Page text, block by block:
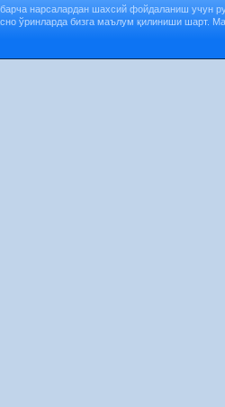
нарсалардан шахсий фойдаланиш учун
ўринларда бизга маълум қилиниши шарт.